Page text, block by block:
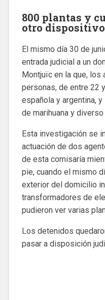
800 plantas y
otro
El mismo día 30 de
entrada judicial a un
Montjuïc en la que, los
personas, de entre 22
española y argentina,
de marihuana y
Esta investigación se
actuación de dos
de esta comisaría
pie, cuando el mismo
exterior del domicilio
transformadores de
pudieron ver varias
Los detenidos
pasar a disposición